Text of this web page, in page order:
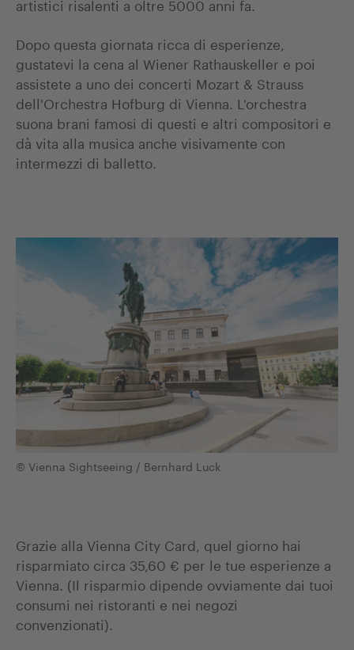
© Vienna Sightseeing / Bernhard Luck
Dopo questa giornata ricca di esperienze,
gustatevi la cena al Wiener Rathauskeller e poi
assistete a uno dei concerti Mozart & Strauss
dell'Orchestra Hofburg di Vienna. L'orchestra
suona brani famosi di questi e altri compositori e
dà vita alla musica anche visivamente con
intermezzi di balletto.
Grazie alla Vienna City Card, quel giorno hai
risparmiato circa 35,60 € per le tue esperienze a
Vienna. (Il risparmio dipende ovviamente dai tuoi
consumi nei ristoranti e nei negozi
convenzionati).